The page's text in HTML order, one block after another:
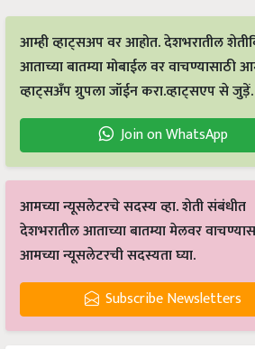
आम्ही व्हाट्सअप वर आहोत. देशभरातील
आताच्या बातम्या मोबाईल वर वाचण्यासाठी
व्हाट्सअँप ग्रुपला जॉईन करा.व्हाट्सएप से जुड़ें.
Join on WhatsApp
आमच्या न्यूसलेटरचे सदस्य व्हा. शेती संबंधीत
देशभरातील आताच्या बातम्या मेलवर
आमच्या न्यूसलेटरची सदस्यता घ्या.
Subscribe Newsletters